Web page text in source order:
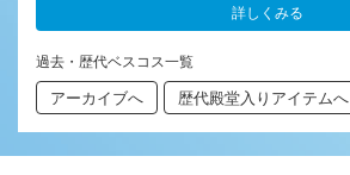
詳しくみる
過去・歴代ベスコス一覧
アーカイブへ 歴代殿堂入りアイテムへ